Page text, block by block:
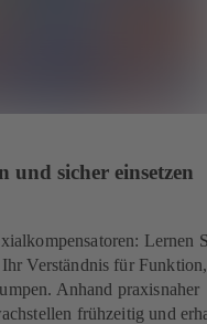
und sicher einsetzen
Lernen
Verständnis für Funktion,
Anhand praxisnaher
frühzeitig und